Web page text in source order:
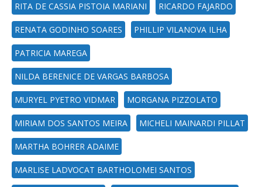
RITA DE CASSIA PISTOIA MARIANI RICARDO FAJARDO
RENATA GODINHO SOARES PHILLIP VILANOVA ILHA
PATRICIA MAREGA
NILDA BERENICE DE VARGAS BARBOSA
MURYEL PYETRO VIDMAR MORGANA PIZZOLATO
MIRIAM DOS SANTOS MEIRA MICHELI MAINARDI PILLAT
MARTHA BOHRER ADAIME
MARLISE LADVOCAT BARTHOLOMEI SANTOS